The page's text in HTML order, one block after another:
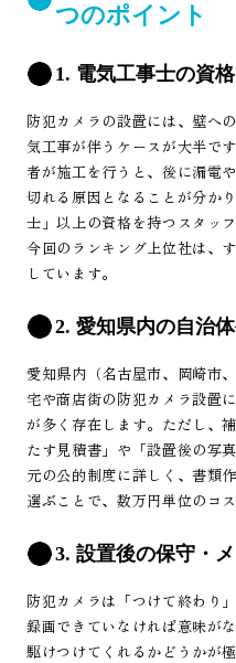
つのポイント
1. 電気工事士の資
防犯カメラの設置には、壁へ
気工事が伴うケースが大半で
者が施工を行うと、後に漏電
切れる原因となることが分か
士」以上の資格を持つスタッ
今回のランキング上位社は、
しています。
2. 愛知県内の自治
愛知県内（名古屋市、岡崎市
宅や商店街の防犯カメラ設置
が多く存在します。ただし、
たす見積書」や「設置後の写
元の公的制度に詳しく、書類
選ぶことで、数万円単位のコ
3. 設置後の保守・
防犯カメラは「つけて終わり
録画できていなければ意味が
駆けつけてくれるかどうかが